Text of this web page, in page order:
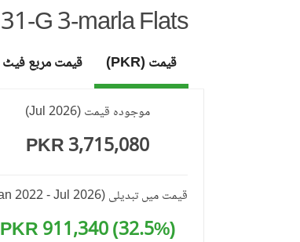
G 3-marla Flats
موجودہ قیمت(
Jul 2026
)
3,715,080 PKR
قیمت میں تبدیلی(Jan 2022 - Jul 2026)
(32.5%) 911,340 PKR
قیمت (PKR) قیمت مربع فیٹ